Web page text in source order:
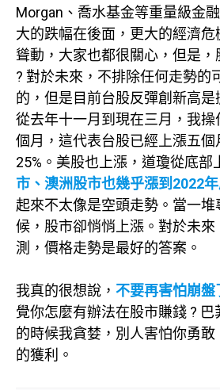
Morgan、喬水基金等重量級金
大的跌幅在後面，更大的經濟
聳動，大家也都很關心，但是
? 對於未來，不排除任何走勢的
的，但是目前台股反彈創新高是
從去年十一月到現在三月，我操
個月，這代表台股已經上漲五個
25%。美股也上漲，道瓊從底部
市、澳洲股市也幾乎漲到2022
起來不太像是空頭走勢。當一
候，股市卻悄悄上漲。對於未
測，價格走勢是最好的答案。
我真的很想說， 不要再害怕崩盤
覺你怎麼有辦法在股市賺錢 ?
的時候我貪婪，別人害怕你勇
的獲利。